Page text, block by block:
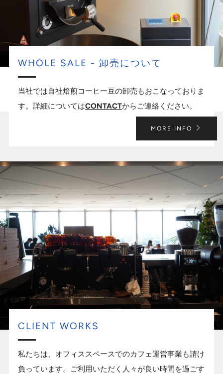
WHOLE SALE - 卸売について
当社では自社焙煎コーヒー豆の卸売もおこなっておりま
す。詳細についてはCONTACTからご連絡ください。
MORE INFO
CLIENT WORKS
私たちは、オフィススペースでのカフェ運営事業も請け
負っています。ご利用いただく人々が良い時間を過ごす